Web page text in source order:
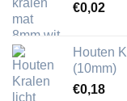
€0,02
Houten
(10mm)
€0,18